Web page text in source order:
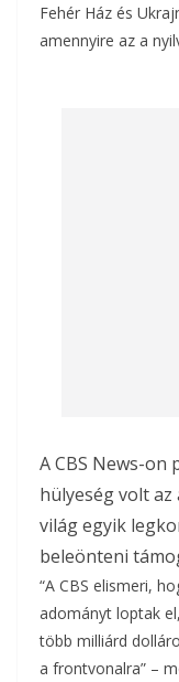
Fehér Ház és
amennyire az a
A CBS News-on
hülyeség volt
világ egyik
beleönteni
“A CBS elismeri,
adományt loptak
több milliárd
a frontvonalra” –